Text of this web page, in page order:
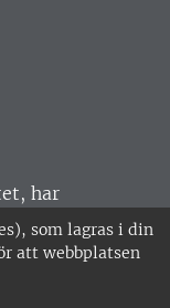
som lagras i din
att webbplatsen
har
är
•